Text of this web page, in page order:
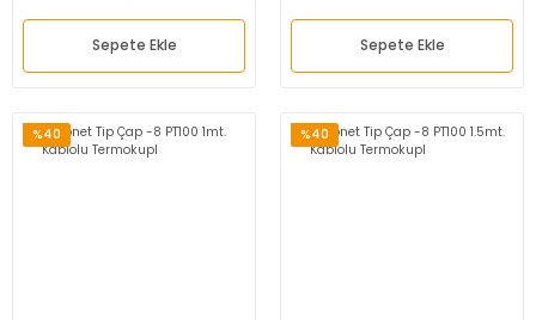
Sepete Ekle Sepete Ekle
%40 %40